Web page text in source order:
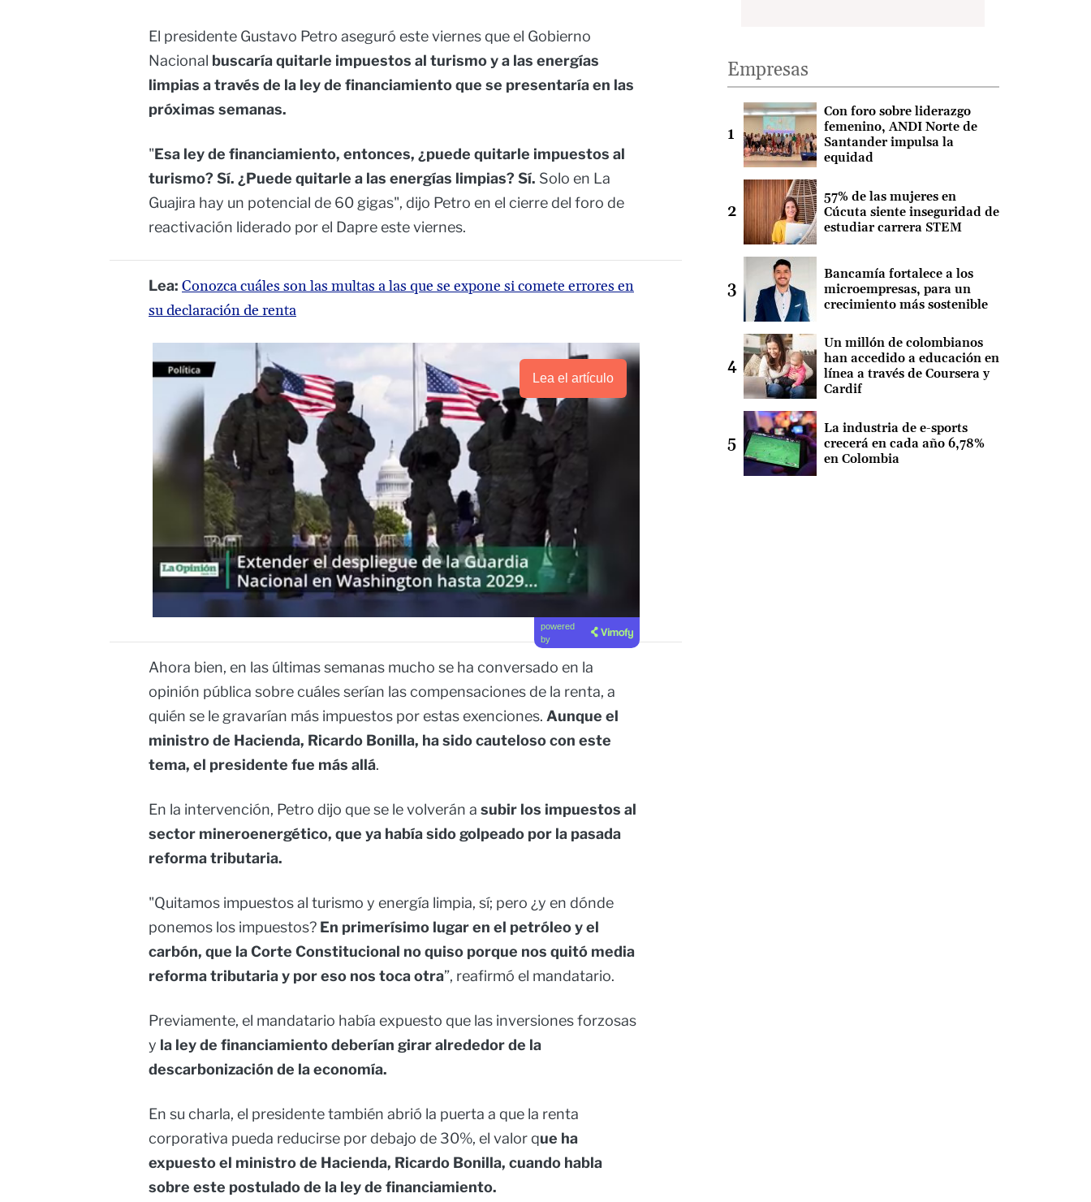
El presidente Gustavo Petro aseguró este viernes que el Gobierno
Nacional buscaría quitarle impuestos al turismo y a las energías
limpias a través de la ley de financiamiento que se presentaría en las
próximas semanas.
"Esa ley de financiamiento, entonces, ¿puede quitarle impuestos al
turismo? Sí. ¿Puede quitarle a las energías limpias? Sí. Solo en La
Guajira hay un potencial de 60 gigas", dijo Petro en el cierre del foro de
reactivación liderado por el Dapre este viernes.
Lea: Conozca cuáles son las multas a las que se expone si comete errores en
su declaración de renta
Lea el artículo
powered
by
Ahora bien, en las últimas semanas mucho se ha conversado en la
opinión pública sobre cuáles serían las compensaciones de la renta, a
quién se le gravarían más impuestos por estas exenciones. Aunque el
ministro de Hacienda, Ricardo Bonilla, ha sido cauteloso con este
tema, el presidente fue más allá.
En la intervención, Petro dijo que se le volverán a subir los impuestos al
sector mineroenergético, que ya había sido golpeado por la pasada
reforma tributaria.
"Quitamos impuestos al turismo y energía limpia, sí; pero ¿y en dónde
ponemos los impuestos? En primerísimo lugar en el petróleo y el
carbón, que la Corte Constitucional no quiso porque nos quitó media
reforma tributaria y por eso nos toca otra”, reafirmó el mandatario.
Previamente, el mandatario había expuesto que las inversiones forzosas
y la ley de financiamiento deberían girar alrededor de la
descarbonización de la economía.
En su charla, el presidente también abrió la puerta a que la renta
corporativa pueda reducirse por debajo de 30%, el valor que ha
expuesto el ministro de Hacienda, Ricardo Bonilla, cuando habla
sobre este postulado de la ley de financiamiento.
Empresas
Con foro sobre liderazgo
femenino, ANDI Norte de
Santander impulsa la
equidad
57% de las mujeres en
Cúcuta siente inseguridad de
estudiar carrera STEM
Bancamía fortalece a los
microempresas, para un
crecimiento más sostenible
Un millón de colombianos
han accedido a educación en
línea a través de Coursera y
Cardif
La industria de e-sports
crecerá en cada año 6,78%
en Colombia